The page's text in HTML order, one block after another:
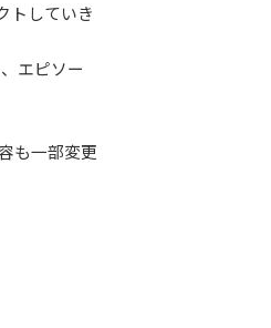
トしていき
エピソー
も一部変更